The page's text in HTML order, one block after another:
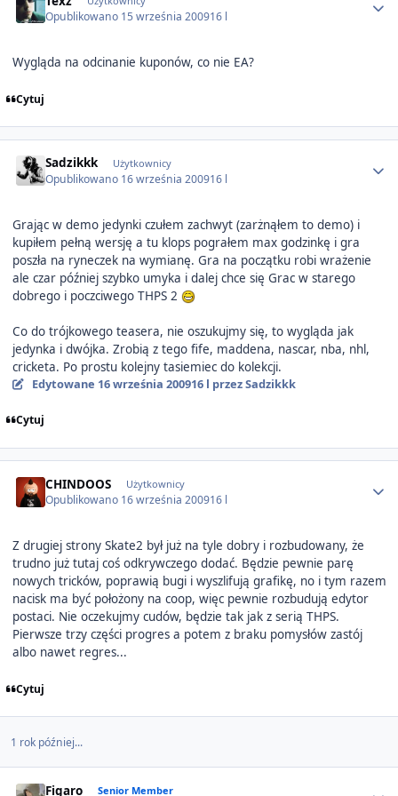
Opublikowano 15 września 200916 l
Wygląda na odcinanie kuponów, co nie EA?
Cytuj
Sadzikkk Użytkownicy
Opublikowano 16 września 200916 l
Grając w demo jedynki czułem zachwyt (zarżnąłem to demo) i
kupiłem pełną wersję a tu klops pograłem max godzinkę i gra
poszła na ryneczek na wymianę. Gra na początku robi wrażenie
ale czar później szybko umyka i dalej chce się Grac w starego
dobrego i poczciwego THPS 2
Co do trójkowego teasera, nie oszukujmy się, to wygląda jak
jedynka i dwójka. Zrobią z tego fife, maddena, nascar, nba, nhl,
cricketa. Po prostu kolejny tasiemiec do kolekcji.
Edytowane 16 września 200916 l przez Sadzikkk
Cytuj
CHINDOOS Użytkownicy
Opublikowano 16 września 200916 l
Z drugiej strony Skate2 był już na tyle dobry i rozbudowany, że
trudno już tutaj coś odkrywczego dodać. Będzie pewnie parę
nowych tricków, poprawią bugi i wyszlifują grafikę, no i tym razem
nacisk ma być położony na coop, więc pewnie rozbudują edytor
postaci. Nie oczekujmy cudów, będzie tak jak z serią THPS.
Pierwsze trzy części progres a potem z braku pomysłów zastój
albo nawet regres...
Cytuj
1 rok później...
Figaro Senior Member